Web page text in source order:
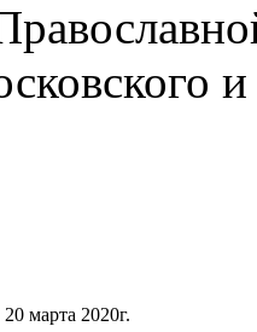
20 марта 2020г.